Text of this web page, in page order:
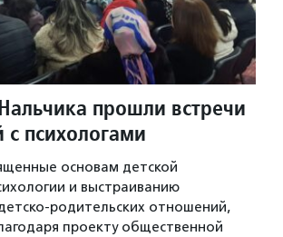
прошли встречи
с психологами
основам детской
и выстраиванию
родительских отношений,
проекту общественной